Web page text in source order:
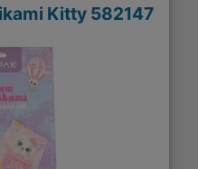
Kitty 582147